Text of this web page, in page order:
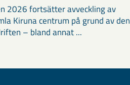
2026 fortsätter avveckling av
Kiruna centrum på grund av den
– bland annat ...